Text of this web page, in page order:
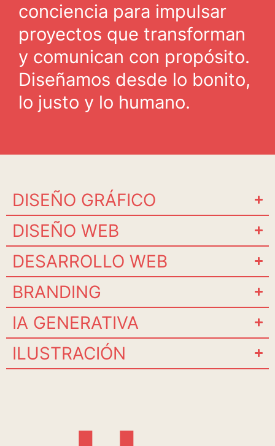
conciencia para impulsar
proyectos que transforman
y comunican con propósito.
Diseñamos desde lo bonito,
lo justo y lo humano.
DISEÑO GRÁFICO
DISEÑO WEB
DESARROLLO WEB
BRANDING
IA GENERATIVA
ILUSTRACIÓN